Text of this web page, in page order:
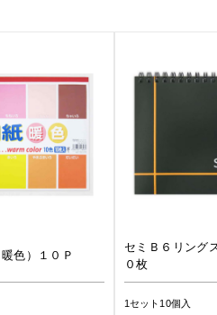
色）１０Ｐ
セミＢ６リング
０枚
1セット10個入